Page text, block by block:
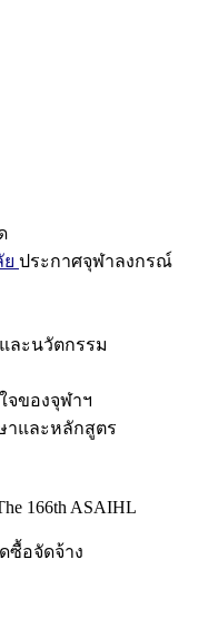
ประกาศจุฬาลงกรณ์
ละนวัตกรรม
จของจุฬาฯ
าและหลักสูตร
166th ASAIHL
ซื้อจัดจ้าง